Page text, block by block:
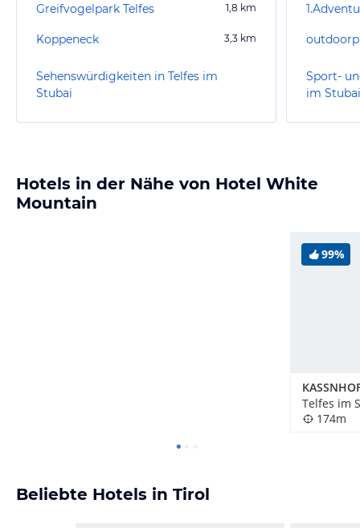
Greifvogelpark Telfes 1,8 km
Koppeneck 3,3 km
Sehenswürdigkeiten in Telfes im
Stubai
Sport-
im Stubai
Hotels in der Nähe von Hotel White
Mountain
99%
Telfes im
174m
Beliebte Hotels in Tirol